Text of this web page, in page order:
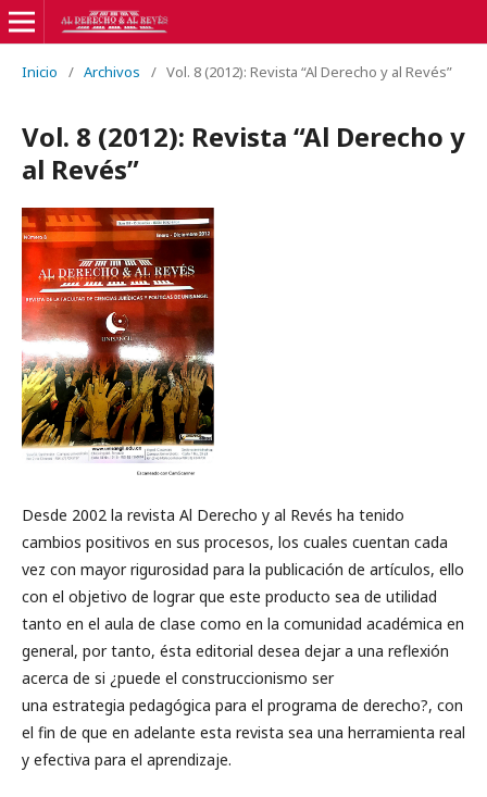
Inicio / Archivos / Vol. 8 (2012): Revista “Al Derecho y al Revés”
Vol. 8 (2012): Revista “Al Derecho y
al Revés”
Desde 2002 la revista Al Derecho y al Revés ha tenido
cambios positivos en sus procesos, los cuales cuentan cada
vez con mayor rigurosidad para la publicación de artículos, ello
con el objetivo de lograr que este producto sea de utilidad
tanto en el aula de clase como en la comunidad académica en
general, por tanto, ésta editorial desea dejar a una reflexión
acerca de si ¿puede el construccionismo ser
una estrategia pedagógica para el programa de derecho?, con
el fin de que en adelante esta revista sea una herramienta real
y efectiva para el aprendizaje.